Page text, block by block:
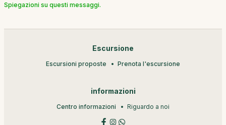
Spiegazioni su questi messaggi.
Escursione
Escursioni proposte Prenota l'escursione
informazioni
Centro informazioni Riguardo a noi